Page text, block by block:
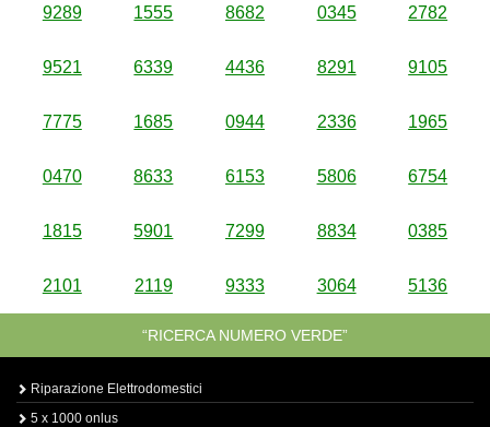
9289 1555 8682 0345 2782
9521 6339 4436 8291 9105
7775 1685 0944 2336 1965
0470 8633 6153 5806 6754
1815 5901 7299 8834 0385
2101 2119 9333 3064 5136
“RICERCA NUMERO VERDE”
Riparazione Elettrodomestici
5 x 1000 onlus